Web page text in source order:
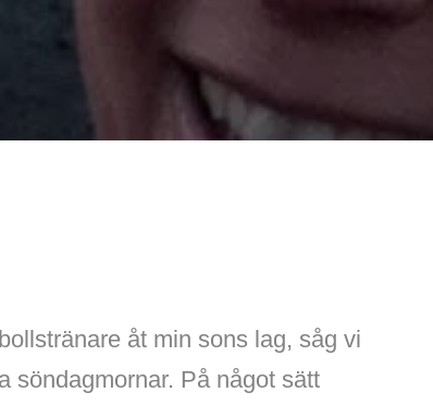
åt min sons lag, såg vi
söndagmornar. På något sätt